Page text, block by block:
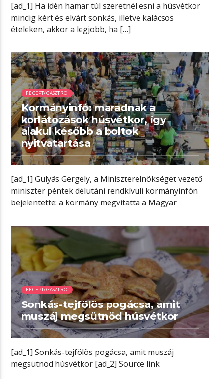
[ad_1] Ha idén hamar túl szeretnél esni a húsvétkor
mindig kért és elvárt sonkás, illetve kalácsos
ételeken, akkor a legjobb, ha […]
01:58 READ TIME
RECEPT/GASZTRO
Kormányinfó: maradnak a
korlátozások húsvétkor, így
alakul később a boltok
nyitvatartása
[ad_1] Gulyás Gergely, a Miniszterelnökséget vezető
miniszter péntek délutáni rendkívüli kormányinfón
bejelentette: a kormány megvitatta a Magyar
00:05 READ TIME
RECEPT/GASZTRO
Sonkás-tejfölös pogácsa, amit
muszáj megsütnöd húsvétkor
[ad_1] Sonkás-tejfölös pogácsa, amit muszáj
megsütnöd húsvétkor [ad_2] Source link